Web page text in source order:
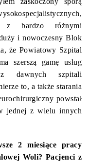
z bardzo różnymi
i nowoczesny Blok
że Powiatowy Szpital
szerszą gamę usług
dawnych szpitali
to, a także starania
powstał
jednej z wielu innych
2 miesiące pracy
Woli? Pacjenci z